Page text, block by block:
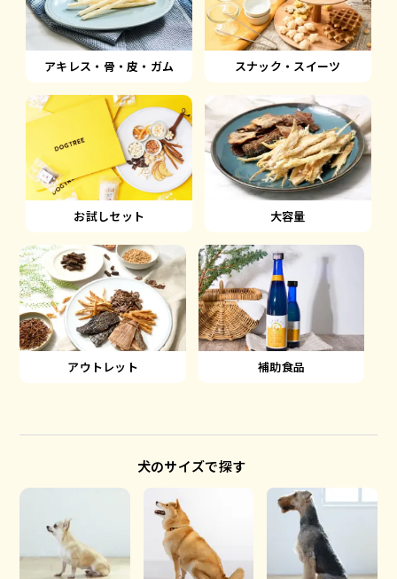
アキレス・骨・皮・ガム スナック・スイーツ
お試しセット 大容量
アウトレット 補助食品
犬のサイズで探す